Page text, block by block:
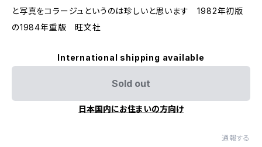
と写真をコラージュというのは珍しいと思います 1982年初版
の1984年重版 旺文社
International shipping available
Sold out
日本国内にお住まいの方向け
通報する